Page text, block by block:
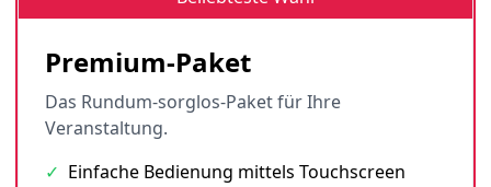
Premium-Paket
Das Rundum-sorglos-Paket für Ihre
Veranstaltung.
✓ Einfache Bedienung mittels Touchscreen